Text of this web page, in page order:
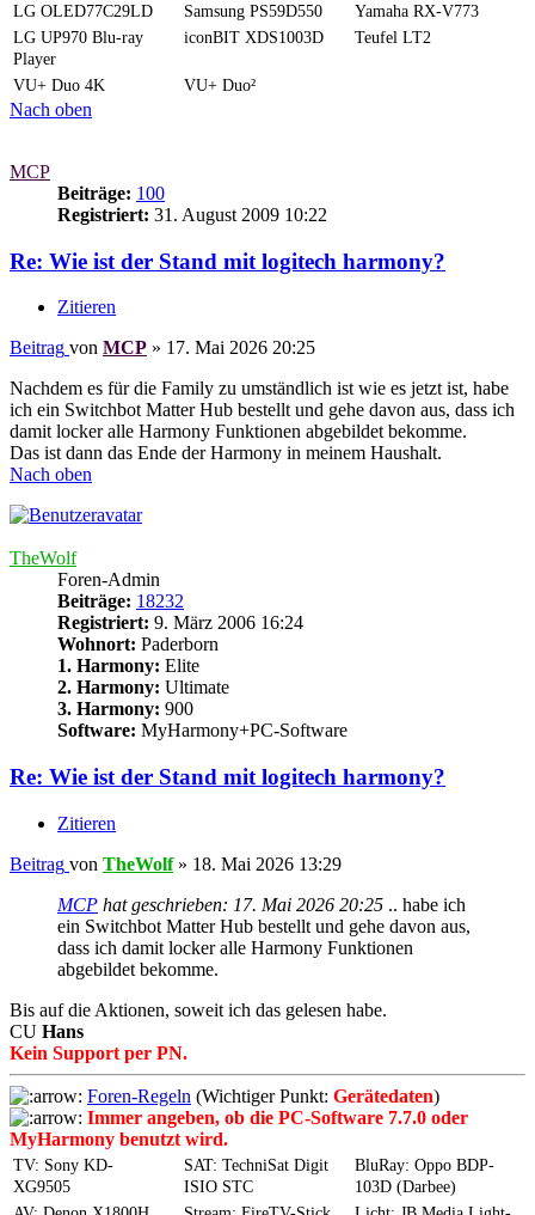
LG OLED77C29LD Samsung PS59D550
Yamaha RX-V773
LG UP970 Blu-ray
Player
iconBIT XDS1003D Teufel LT2
VU+ Duo 4K VU+ Duo²
Nach oben
MCP
Beiträge: 100
Registriert: 31. August 2009 10:22
Re: Wie ist der Stand mit logitech harmony?
Zitieren
Beitrag von MCP » 17. Mai 2026 20:25
Nachdem es für die Family zu umständlich ist wie es jetzt ist, habe
ich ein Switchbot Matter Hub bestellt und gehe davon aus, dass ich
damit locker alle Harmony Funktionen abgebildet bekomme.
Das ist dann das Ende der Harmony in meinem Haushalt.
Nach oben
TheWolf
Foren-Admin
Beiträge: 18232
Registriert: 9. März 2006 16:24
Wohnort: Paderborn
1. Harmony: Elite
2. Harmony: Ultimate
3. Harmony: 900
Software: MyHarmony+PC-Software
Re: Wie ist der Stand mit logitech harmony?
Zitieren
Beitrag von TheWolf» 18. Mai 2026 13:29
MCP hat geschrieben: 17. Mai 2026 20:25 .. habe ich
ein Switchbot Matter Hub bestellt und gehe davon aus,
dass ich damit locker alle Harmony Funktionen
abgebildet bekomme.
Bis auf die Aktionen, soweit ich das gelesen habe.
CU Hans
Kein Support per PN.
Foren-Regeln (Wichtiger Punkt: Gerätedaten)
Immer angeben, ob die PC-Software 7.7.0 oder
MyHarmony benutzt wird.
TV: Sony KD-
XG9505
SAT: TechniSat Digit
ISIO STC
BluRay: Oppo BDP-
103D (Darbee)